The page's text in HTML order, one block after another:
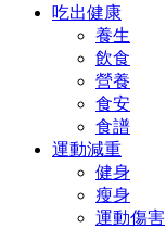
吃出健康
養生
飲食
營養
食安
食譜
運動減重
健身
瘦身
運動傷害